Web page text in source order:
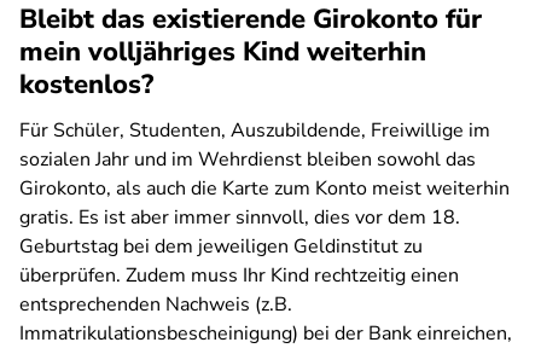
Bleibt das existierende Girokonto für
mein volljähriges Kind weiterhin
kostenlos?
Für Schüler, Studenten, Auszubildende, Freiwillige im
sozialen Jahr und im Wehrdienst bleiben sowohl das
Girokonto, als auch die Karte zum Konto meist weiterhin
gratis. Es ist aber immer sinnvoll, dies vor dem 18.
Geburtstag bei dem jeweiligen Geldinstitut zu
überprüfen. Zudem muss Ihr Kind rechtzeitig einen
entsprechenden Nachweis (z.B.
Immatrikulationsbescheinigung) bei der Bank einreichen,